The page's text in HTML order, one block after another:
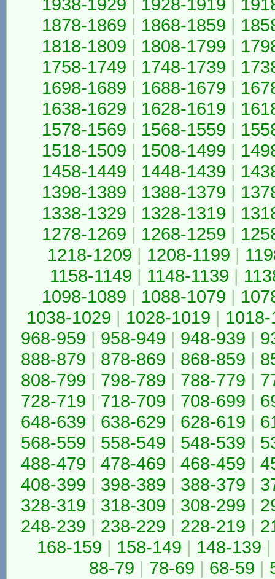
1878-1869 | 1868-1859 |
1818-1809 | 1808-1799 |
1758-1749 | 1748-1739 |
1698-1689 | 1688-1679 |
1638-1629 | 1628-1619 |
1578-1569 | 1568-1559 |
1518-1509 | 1508-1499 |
1458-1449 | 1448-1439 |
1398-1389 | 1388-1379 |
1338-1329 | 1328-1319 |
1278-1269 | 1268-1259 |
1218-1209 | 1208-1199 |
1158-1149 | 1148-1139 |
1098-1089 | 1088-1079 |
1038-1029 | 1028-1019 |
968-959 | 958-949 | 948-939 |
888-879 | 878-869 | 868-859 |
808-799 | 798-789 | 788-779 |
728-719 | 718-709 | 708-699 |
648-639 | 638-629 | 628-619 |
568-559 | 558-549 | 548-539 |
488-479 | 478-469 | 468-459 |
408-399 | 398-389 | 388-379 |
328-319 | 318-309 | 308-299 |
248-239 | 238-229 | 228-219 |
168-159 | 158-149 | 148-139 |
88-79 | 78-69 | 68-59 |